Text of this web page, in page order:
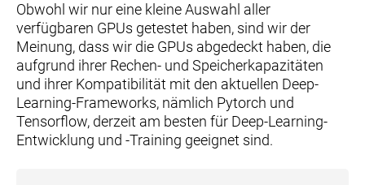
Obwohl wir nur eine kleine Auswahl aller
verfügbaren GPUs getestet haben, sind wir der
Meinung, dass wir die GPUs abgedeckt haben, die
aufgrund ihrer Rechen- und Speicherkapazitäten
und ihrer Kompatibilität mit den aktuellen Deep-
Learning-Frameworks, nämlich Pytorch und
Tensorflow, derzeit am besten für Deep-Learning-
Entwicklung und -Training geeignet sind.